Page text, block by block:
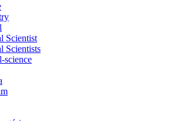
Scientist
Scientists
science